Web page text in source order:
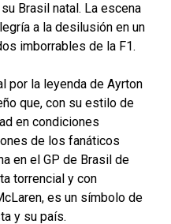
Brasil natal. La escena
a la desilusión en un
imborrables de la F1.
por la leyenda de Ayrton
que, con su estilo de
en condiciones
de los fanáticos
en el GP de Brasil de
torrencial y con
es un símbolo de
y su país.